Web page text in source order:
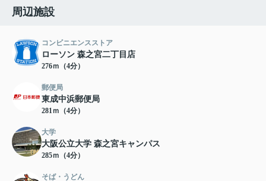
周辺施設
コンビニエンスストア
ローソン 森之宮二丁目店
276ｍ（4分）
郵便局
東成中浜郵便局
281ｍ（4分）
大学
大阪公立大学 森之宮キャンパス
285ｍ（4分）
そば・うどん